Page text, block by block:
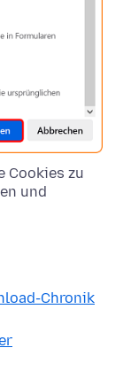
Cookies zu
und
Chronik